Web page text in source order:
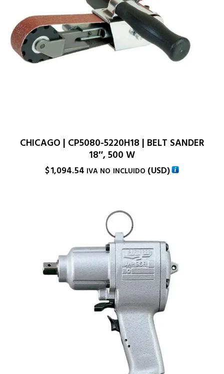
CHICAGO | CP5080-5220H18 | BELT SANDER
18″, 500 W
$1,094.54 IVA NO INCLUIDO (USD)